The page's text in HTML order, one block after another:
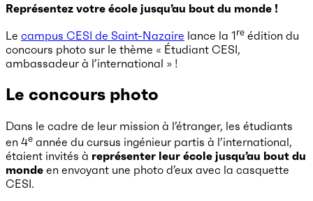
Représentez votre école jusqu’au bout du monde !
Le campus CESI de Saint-Nazaire lance la 1re édition du
concours photo sur le thème « Étudiant CESI,
ambassadeur à l’international » !
Le concours photo
Dans le cadre de leur mission à l’étranger, les étudiants
en 4e année du cursus ingénieur partis à l’international,
étaient invités à représenter leur école jusqu’au bout du
monde en envoyant une photo d’eux avec la casquette
CESI.